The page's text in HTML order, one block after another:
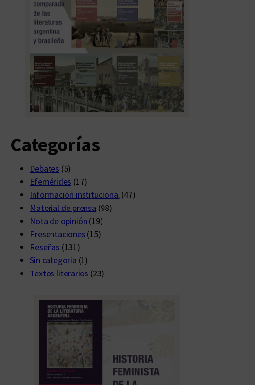
Categorías
Debates (5)
Efemérides (17)
Información institucional(47)
Material de prensa (98)
Nota de opinión (19)
Presentaciones (15)
Reseñas (131)
Sin categoría (1)
Textos literarios (23)